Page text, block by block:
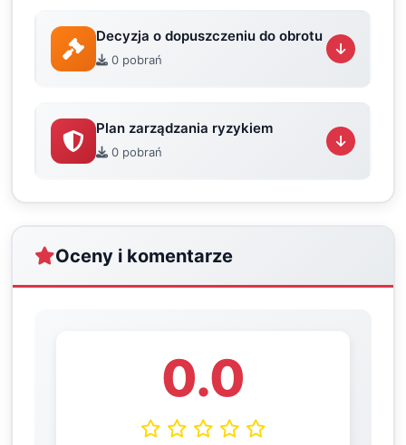
Decyzja o dopuszczeniu do obrotu
0 pobrań
Plan zarządzania ryzykiem
0 pobrań
Oceny i komentarze
0.0